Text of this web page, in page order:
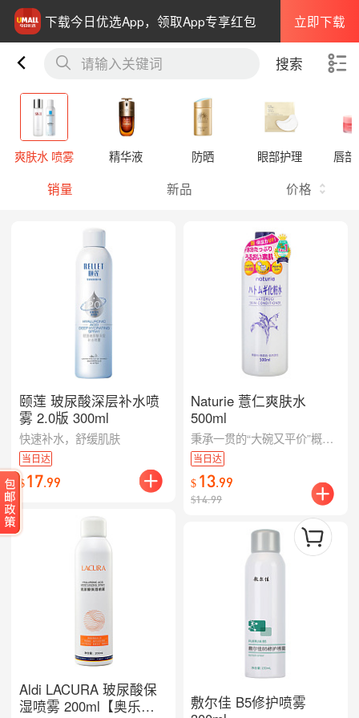
下载今日优选App，领取App专享红包 立即下载
请输入关键词 搜索
爽肤水 喷雾 精华液 防晒 眼部护理 唇
销量 新品 价格
颐莲 玻尿酸深层补水喷
雾 2.0版 300ml
快速补水，舒缓肌肤
当日达
$17.99
Aldi LACURA 玻尿酸保
湿喷雾 200ml【奥乐齐
Naturie 薏仁爽肤水
500ml
秉承一贯的“大碗又平价”概念，怎么用都不会心痛，关键是效果还那么好！天然薏米成分配合，无香料无着色，有改善粗糙、光滑肌肤的之效，作为晒后的镇定调理也有很出色的哦~
当日达
$ 13.99
$14.99
敷尔佳 B5修护喷雾